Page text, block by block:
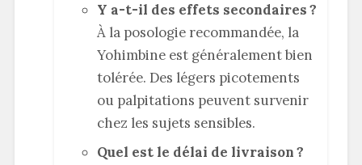
Y a-t-il des effets secondaires ?
À la posologie recommandée, la
Yohimbine est généralement bien
tolérée. Des légers picotements
ou palpitations peuvent survenir
chez les sujets sensibles.
Quel est le délai de livraison ?